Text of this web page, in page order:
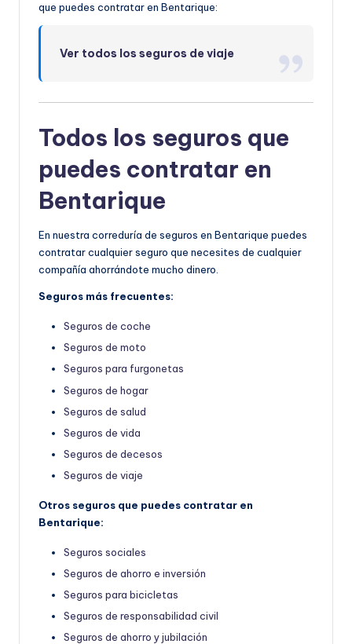
que puedes contratar en Bentarique:
Ver todos los seguros de viaje
Todos los seguros que
puedes contratar en
Bentarique
En nuestra correduría de seguros en Bentarique puedes
contratar cualquier seguro que necesites de cualquier
compañía ahorrándote mucho dinero.
Seguros más frecuentes:
Seguros de coche
Seguros de moto
Seguros para furgonetas
Seguros de hogar
Seguros de salud
Seguros de vida
Seguros de decesos
Seguros de viaje
Otros seguros que puedes contratar en
Bentarique:
Seguros sociales
Seguros de ahorro e inversión
Seguros para bicicletas
Seguros de responsabilidad civil
Seguros de ahorro y jubilación